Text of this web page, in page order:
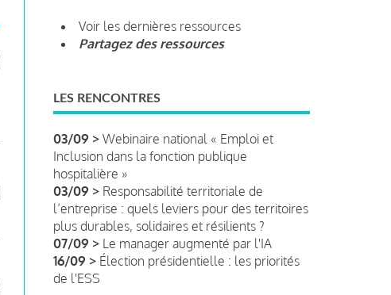
Voir les dernières ressources
Partagez des ressources
LES RENCONTRES
03/09 > Webinaire national « Emploi et
Inclusion dans la fonction publique
hospitalière »
03/09 > Responsabilité territoriale de
l’entreprise : quels leviers pour des territoires
plus durables, solidaires et résilients ?
07/09 > Le manager augmenté par l'IA
16/09 > Élection présidentielle : les priorités
de l'ESS